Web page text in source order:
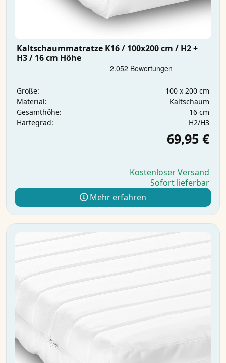
Kaltschaummatratze K16 / 100x200 cm / H2 +
H3 / 16 cm Höhe
Größe:
100 x 200 cm
Material:
Kaltschaum
Gesamthöhe:
16 cm
Härtegrad:
H2/H3
69,95 €
Kostenloser Versand
Sofort lieferbar
Mehr erfahren